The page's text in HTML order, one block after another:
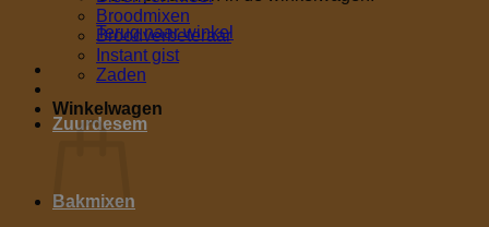
Terug naar winkel
Winkelwagen
Broodmixen
Broodverbeteraar
Instant gist
Zaden
Zuurdesem
Bakmixen